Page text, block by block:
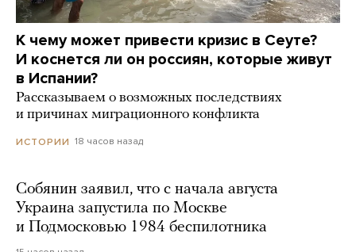
К чему может привести кризис в Сеуте?
И коснется ли он россиян, которые живут
в Испании?
Рассказываем о возможных последствиях
и причинах миграционного конфликта
ИСТОРИИ 18 часов назад
Собянин заявил, что с начала августа
Украина запустила по Москве
и Подмосковью 1984 беспилотника